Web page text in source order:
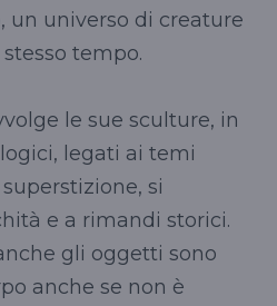
un universo di creature
tempo.
le sue sculture, in
legati ai temi
si
e a rimandi storici.
gli oggetti sono
anche se non è